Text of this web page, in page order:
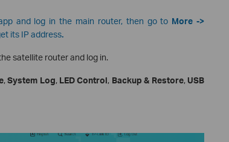
and log in the main router, then go to More->
its IP address.
satellite router and log in.
,System Log, LED Control, Backup & Restore, USB